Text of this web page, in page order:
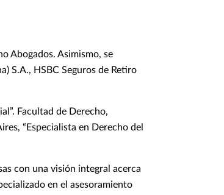
Abogados. Asimismo, se
S.A., HSBC Seguros de Retiro
Facultad de Derecho,
“Especialista en Derecho del
con una visión integral acerca
en el asesoramiento